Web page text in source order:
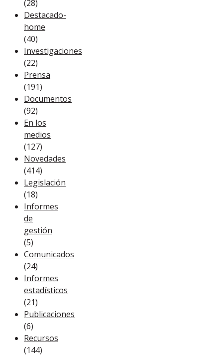
(28)
Destacado-
home
(40)
Investigaciones
(22)
Prensa
(191)
Documentos
(92)
En los
medios
(127)
Novedades
(414)
Legislación
(18)
Informes
de
gestión
(5)
Comunicados
(24)
Informes
estadísticos
(21)
Publicaciones
(6)
Recursos
(144)